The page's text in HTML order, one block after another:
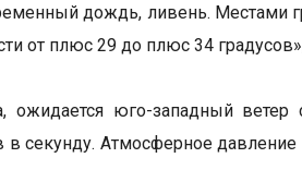
дождь, ливень. Местами
от плюс 29 до плюс 34
ожидается юго-западный
секунду. Атмосферное